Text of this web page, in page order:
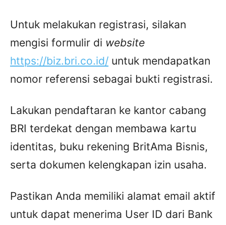
Untuk melakukan registrasi, silakan
mengisi formulir di website
https://biz.bri.co.id/ untuk mendapatkan
nomor referensi sebagai bukti registrasi.
Lakukan pendaftaran ke kantor cabang
BRI terdekat dengan membawa kartu
identitas, buku rekening BritAma Bisnis,
serta dokumen kelengkapan izin usaha.
Pastikan Anda memiliki alamat email aktif
untuk dapat menerima User ID dari Bank